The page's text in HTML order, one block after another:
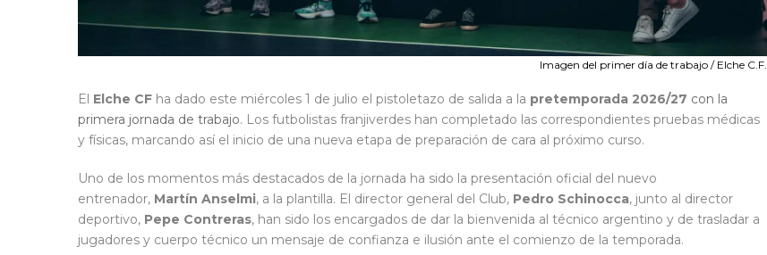
Imagen del primer día de trabajo / Elche C.F.
El Elche CF ha dado este miércoles 1 de julio el pistoletazo de salida a la pretemporada 2026/27 con la
primera jornada de trabajo. Los futbolistas franjiverdes han completado las correspondientes pruebas médicas
y físicas, marcando así el inicio de una nueva etapa de preparación de cara al próximo curso.
Uno de los momentos más destacados de la jornada ha sido la presentación oficial del nuevo
entrenador, Martín Anselmi, a la plantilla. El director general del Club, Pedro Schinocca, junto al director
deportivo, Pepe Contreras, han sido los encargados de dar la bienvenida al técnico argentino y de trasladar a
jugadores y cuerpo técnico un mensaje de confianza e ilusión ante el comienzo de la temporada.